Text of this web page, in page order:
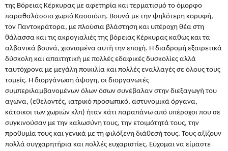
της Βόρειας Κέρκυρας με αφετηρία και τερματισμό το όμορφο
παραθαλάσσιο χωριό Κασσιόπη. Βουνά με την ψηλότερη κορυφή,
τον Παντοκράτορα, με πλούσια βλάστηση και υπέροχη θέα στη
θάλασσα και τις ακρογιαλιές της βόρειας Κέρκυρας καθώς και τα
αλβανικά βουνά, χιονισμένα αυτή την εποχή. Η διαδρομή εξαιρετικά
δύσκολη και απαιτητική με πολλές εδαφικές δυσκολίες αλλά
ταυτόχρονα με μεγάλη ποικιλία και πολλές εναλλαγές σε όλους τους
τομείς. Η διοργάνωση άψογη, οι διοργανωτές
συμπεριλαμβανομένων όλων όσων συνέβαλαν στην διεξαγωγή του
αγώνα, (εθελοντές, ιατρικό προσωπικό, αστυνομικά όργανα,
κάτοικοι των χωριών κλπ) ήταν κάτι παραπάνω από υπέροχοι που σε
συγκινούσαν με την καλωσύνη τους, την ετοιμότητά τους, την
προθυμία τους και γενικά με τη φιλόξενη διάθεσή τους. Τους αξίζουν
πολλά συγχαρητήρια και πολλές ευχαριστίες. Εύχομαι να είμαστε